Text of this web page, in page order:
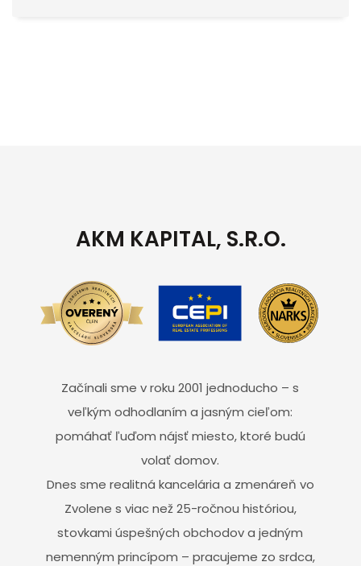
AKM KAPITAL, S.R.O.
Začínali sme v roku 2001 jednoducho – s
veľkým odhodlaním a jasným cieľom:
pomáhať ľuďom nájsť miesto, ktoré budú
volať domov.
Dnes sme realitná kancelária a zmenáreň vo
Zvolene s viac než 25-ročnou históriou,
stovkami úspešných obchodov a jedným
nemenným princípom – pracujeme zo srdca,